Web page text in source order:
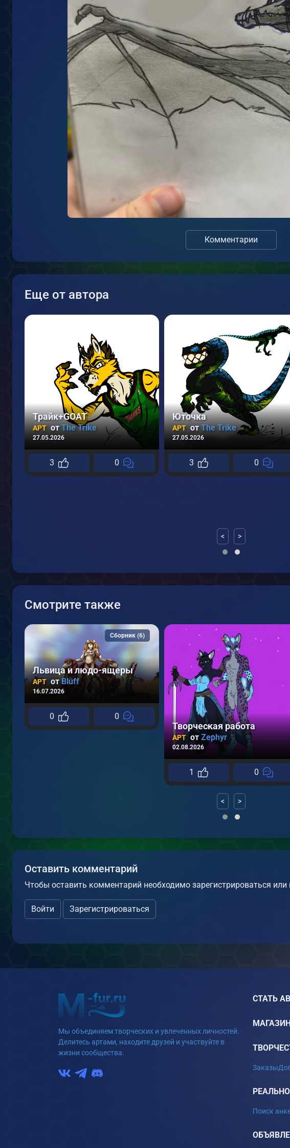
Комментарии
Еще от автора
Трайк+GOAT
АРТ отThe Trike
27.05.2026
3 0
Юточка
АРТ отThe Trike
27.05.2026
3 0
< >
Смотрите также
Львица и людо-ящеры
АРТ отBluff
16.07.2026
Сборник (6)
0 0
Творческая работа
АРТ от Zephyr
02.08.2026
1 0
< >
Оставить комментарий
Чтобы оставить комментарий необходимо зарегистрироваться или
Войти Зарегистрироваться
Мы объединяем творческих и увлеченных личностей.
Делитесь артами, находите друзей и участвуйте в
жизни сообщества.
СТАТЬ
Заказы
Поиск